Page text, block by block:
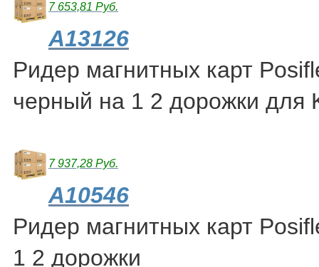
7 653,81 Руб.
A13126
Ридер магнитных карт
черный на 1 2 дорожки для
7 937,28 Руб.
A10546
Ридер магнитных карт
1 2 дорожки